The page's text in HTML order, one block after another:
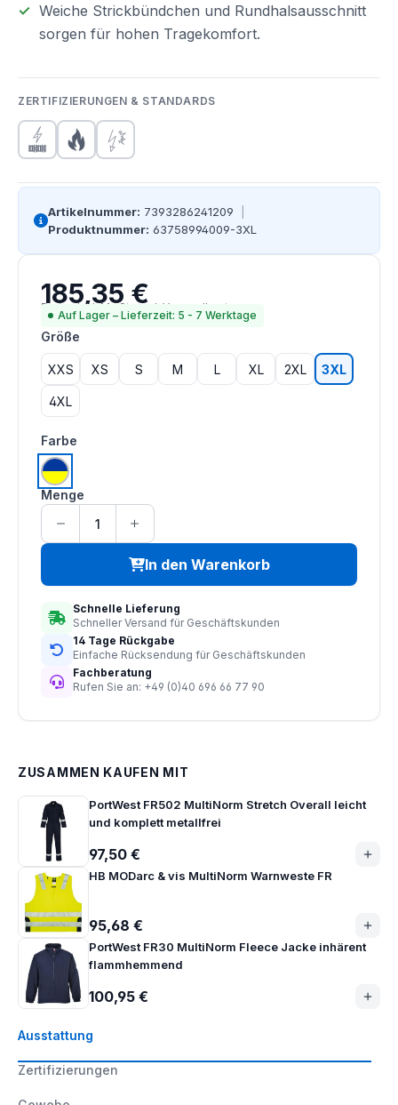
Weiche Strickbündchen und Rundhalsausschnitt
sorgen für hohen Tragekomfort.
ZERTIFIZIERUNGEN & STANDARDS
Artikelnummer: 7393286241209
Produktnummer: 63758994009-3XL
Ausstattung
Zertifizierungen
Regulärer Preis:
185,35 €
Preise inkl. MwSt. zzgl. Versandkosten
Auf Lager – Lieferzeit: 5 - 7 Werktage
Größe
XXS XS S M L XL 2XL 3XL
4XL
Farbe
gelb | marine
Menge
In den Warenkorb
Schnelle Lieferung
Schneller Versand für Geschäftskunden
14 Tage Rückgabe
Einfache Rücksendung für Geschäftskunden
Fachberatung
Rufen Sie an: +49 (0)40 696 66 77 90
ZUSAMMEN KAUFEN MIT
PortWest FR502 MultiNorm Stretch Overall leicht
und komplett metallfrei
97,50 €
HB MODarc & vis MultiNorm Warnweste FR
95,68 €
PortWest FR30 MultiNorm Fleece Jacke inhärent
flammhemmend
100,95 €